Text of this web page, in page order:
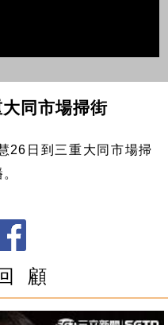
同市場掃街
26日到三重大同市場掃
顧